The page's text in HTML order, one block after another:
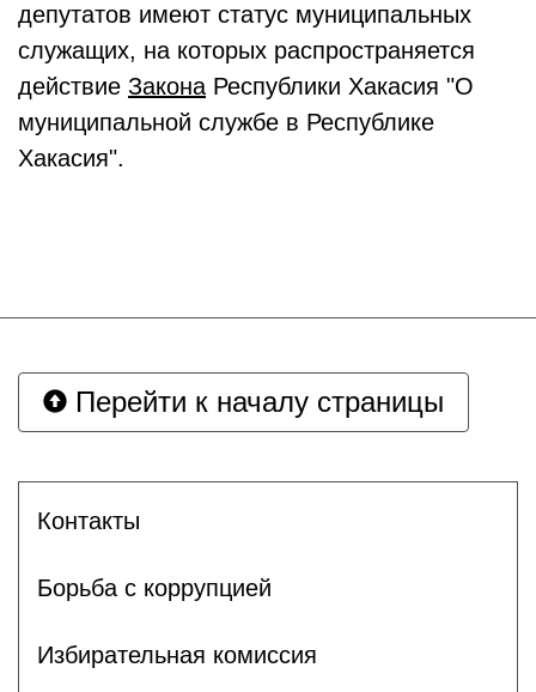
депутатов имеют статус муниципальных
служащих, на которых распространяется
действие Закона Республики Хакасия "О
муниципальной службе в Республике
Хакасия".
Перейти к началу страницы
Контакты
Борьба с коррупцией
Избирательная комиссия